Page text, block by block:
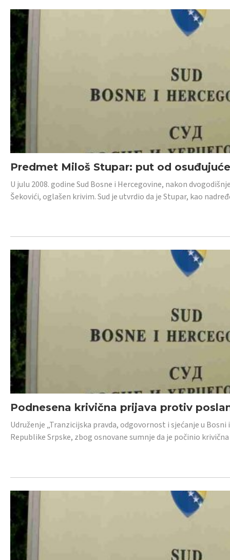
Predmet Miloš Stupar: put od
U julu 2008. godine Sud Bosne i Hercegovine, nakon
Šekovići, oglašen krivim. Sud je utvrdio da je Stupar, kao
Podnesena krivična prijava protiv
Udruženje „Tranzicijska pravda, odgovornost i sjećanje u
Republike Srpske, zbog osnovane sumnje da je počinio